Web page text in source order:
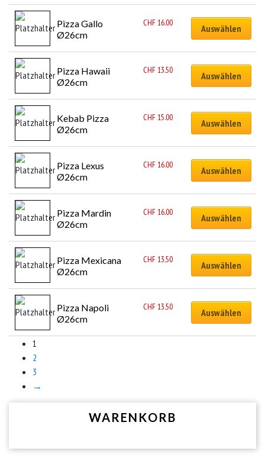
Pizza Gallo
Ø26cm
CHF 16.00 Auswählen
Pizza Hawaii
Ø26cm
CHF 13.50 Auswählen
Kebab Pizza
Ø26cm
CHF 15.00 Auswählen
Pizza Lexus
Ø26cm
CHF 16.00 Auswählen
Pizza Mardin
Ø26cm
CHF 16.00 Auswählen
Pizza Mexicana
Ø26cm
CHF 13.50 Auswählen
Pizza Napoli
Ø26cm
CHF 13.50 Auswählen
1
2
3
→
WARENKORB